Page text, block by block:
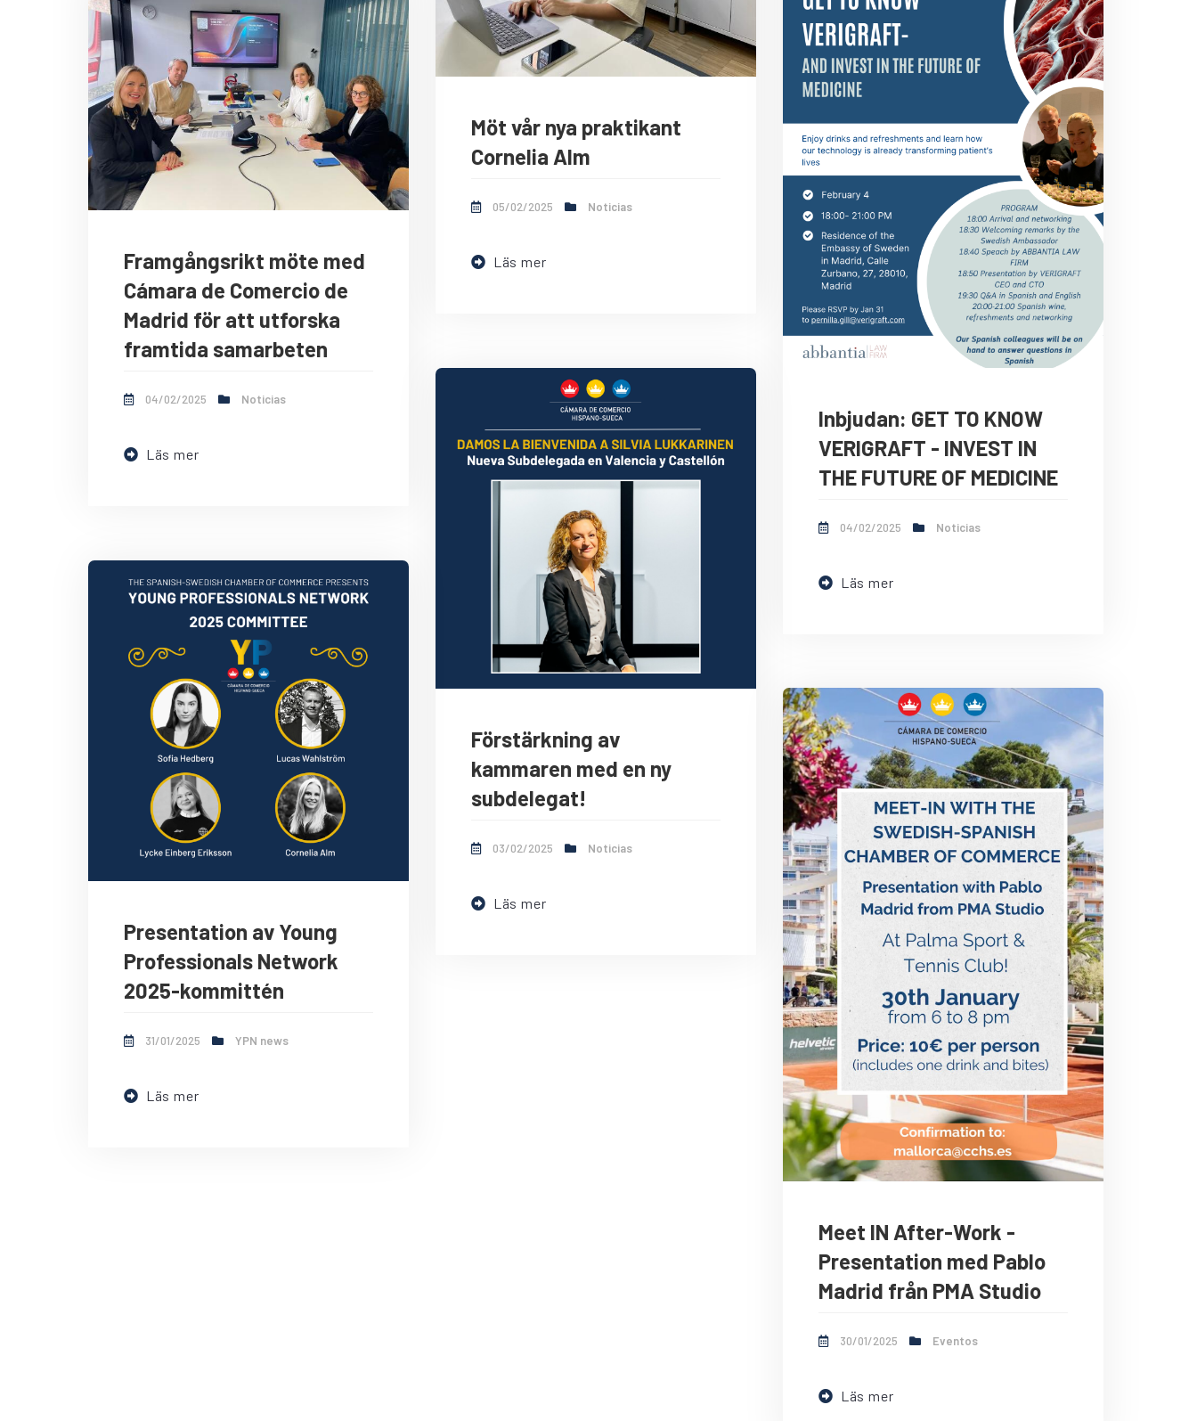
Möt vår nya praktikant
Cornelia Alm
05/02/2025 Noticias
Läs mer
Inbjudan: GET TO KNOW
VERIGRAFT - INVEST IN
THE FUTURE OF MEDICINE
04/02/2025 Noticias
Läs mer
Framgångsrikt möte med
Cámara de Comercio de
Madrid för att utforska
framtida samarbeten
04/02/2025 Noticias
Läs mer
Förstärkning av
kammaren med en ny
subdelegat!
03/02/2025 Noticias
Läs mer
Presentation av Young
Professionals Network
2025-kommittén
31/01/2025 YPN news
Läs mer
Meet IN After-Work -
Presentation med Pablo
Madrid från PMA Studio
30/01/2025 Eventos
Läs mer